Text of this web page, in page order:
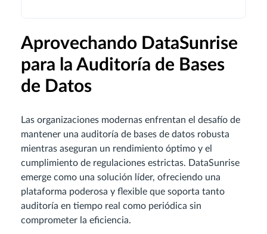
Aprovechando DataSunrise
para la Auditoría de Bases
de Datos
Las organizaciones modernas enfrentan el desafío de
mantener una auditoría de bases de datos robusta
mientras aseguran un rendimiento óptimo y el
cumplimiento de regulaciones estrictas. DataSunrise
emerge como una solución líder, ofreciendo una
plataforma poderosa y flexible que soporta tanto
auditoría en tiempo real como periódica sin
comprometer la eficiencia.